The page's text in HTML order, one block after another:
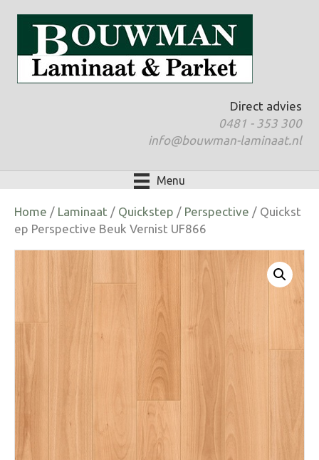
Direct advies
0481 - 353 300
info@bouwman-laminaat.nl
Menu
Home / Laminaat / Quickstep / Perspective / Quickst
ep Perspective Beuk Vernist UF866